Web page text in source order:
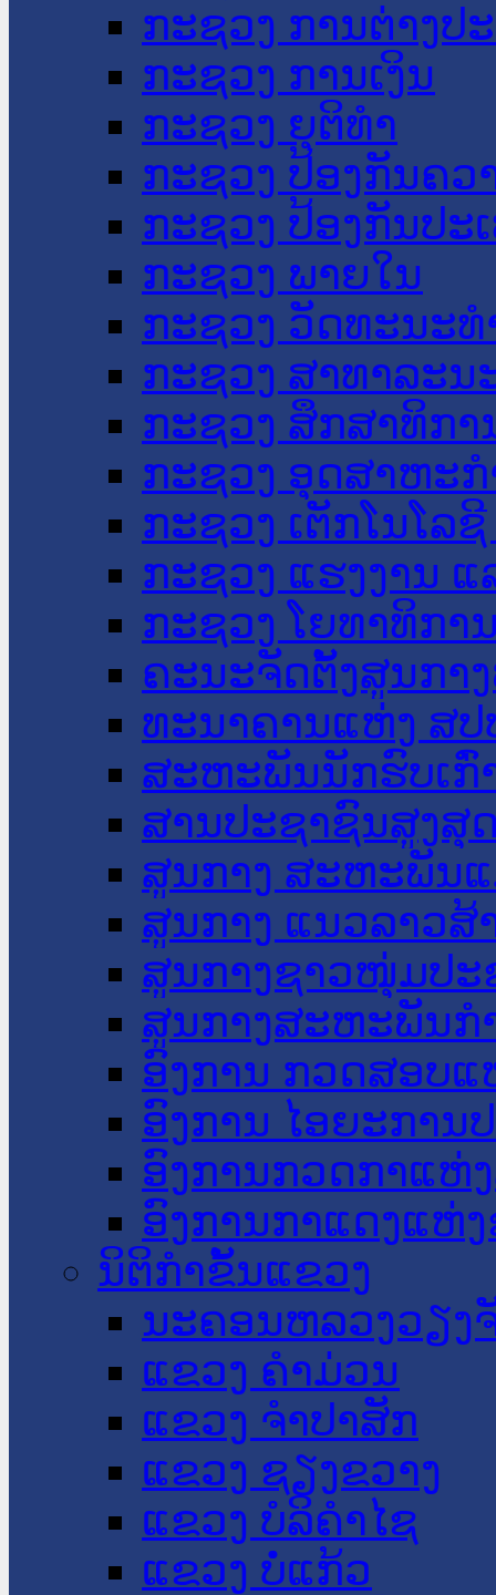
ກະຊວງ ການຕ່າງປ
ກະຊວງ ການເງິນ
ກະຊວງ ຍຸຕິທໍາ
ກະຊວງ ປ້ອງກັນຄວ
ກະຊວງ ປ້ອງກັນປະ
ກະຊວງ ພາຍໃນ
ກະຊວງ ວັດທະນະ
ກະຊວງ ສາທາລະນ
ກະຊວງ ສຶກສາທິກາ
ກະຊວງ ອຸດສາຫະ
ກະຊວງ ເຕັກໂນໂລ
ກະຊວງ ແຮງງານ
ກະຊວງ ໂຍທາທິກາ
ຄະນະຈັດຕັ້ງສູນກາ
ທະນາຄານແຫ່ງ ສປ
ສະຫະພັນນັກຮົບເກົ່
ສານປະຊາຊົນສູງສຸ
ສູນກາງ ສະຫະພັນ
ສູນກາງ ແນວລາວສ້
ສູນກາງຊາວໜຸ່ມປະ
ສູນກາງສະຫະພັນກ
ອົງການ ກວດສອບແ
ອົງການ ໄອຍະການ
ອົງການກວດກາແຫ່
ອົງການກາແດງແຫ່
ນິຕິກໍາຂັ້ນແຂວງ
ນະ​ຄອນ​ຫລວງວຽງ
ແຂວງ ຄໍາມ່ວນ
ແຂວງ ຈໍາປາສັກ
ແຂວງ ຊຽງຂວາງ
ແຂວງ ບໍລິຄໍາໄຊ
ແຂວງ ບໍ່ແກ້ວ